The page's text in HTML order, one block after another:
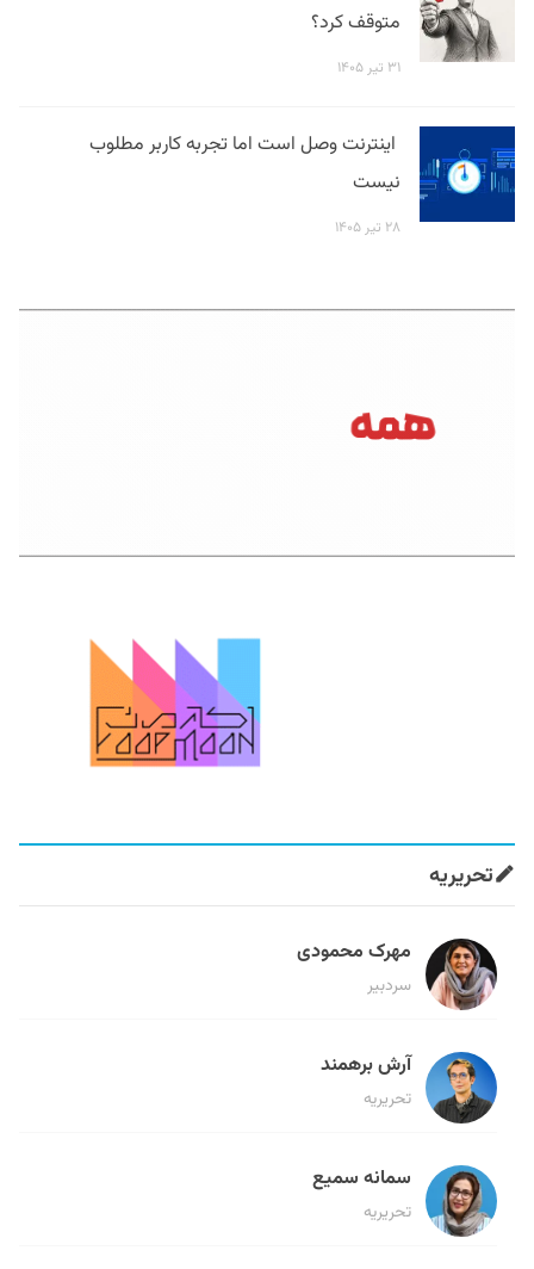
متوقف کرد؟
۳۱ تیر ۱۴۰۵
اینترنت وصل است اما تجربه کاربر مطلوب
نیست
۲۸ تیر ۱۴۰۵
تحریریه
مهرک محمودی
سردبیر
آرش برهمند
تحریریه
سمانه سمیع
تحریریه